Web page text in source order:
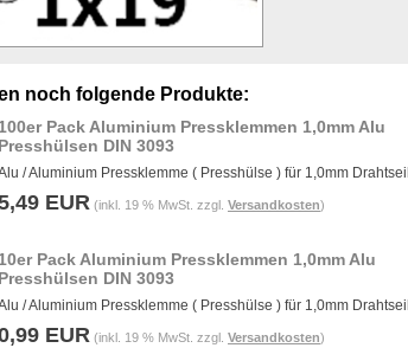
noch folgende Produkte:
100er Pack Aluminium Pressklemmen 1,0mm Alu
Presshülsen DIN 3093
/ Aluminium Pressklemme ( Presshülse ) für 1,0mm
EUR (inkl. 19 % MwSt. zzgl. Versandkosten)
10er Pack Aluminium Pressklemmen 1,0mm Alu
Presshülsen DIN 3093
/ Aluminium Pressklemme ( Presshülse ) für 1,0mm
EUR (inkl. 19 % MwSt. zzgl. Versandkosten)